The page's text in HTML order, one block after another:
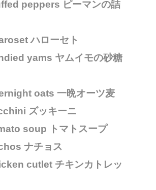
peppers ピーマンの詰
ハローセト
yams ヤムイモの砂糖
oats 一晩オーツ麦
ズッキーニ
soup トマトスープ
ナチョス
cutlet チキンカトレッ